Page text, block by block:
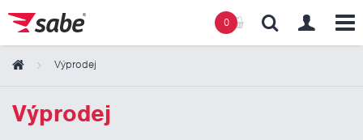
0
Výprodej
Výprodej
Obsah košíku